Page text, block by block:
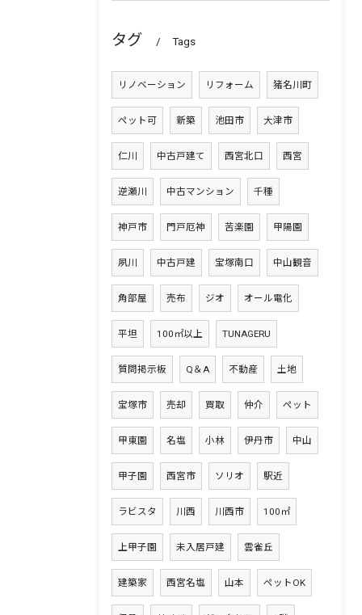
タグ Tags
リノベーション リフォーム 猪名川町
ペット可 新築 池田市 大津市
仁川 中古戸建て 西宮北口 西宮
逆瀬川 中古マンション 千種
神戸市 門戸厄神 苦楽園 甲陽園
夙川 中古戸建 宝塚南口 中山観音
角部屋 売布 ジオ オール電化
平坦 100㎡以上 TUNAGERU
質問掲示板 Q＆A 不動産 土地
宝塚市 売却 買取 仲介 ペット
甲東園 名塩 小林 伊丹市 中山
甲子園 西宮市 ソリオ 駅近
ラビスタ 川西 川西市 100㎡
上甲子園 未入居戸建 雲雀丘
建築家 西宮名塩 山本 ペットOK